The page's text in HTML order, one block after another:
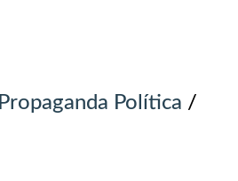
Propaganda Política /